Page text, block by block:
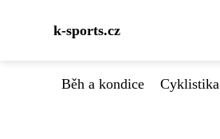
k-sports.cz
Běh a kondice Cyklistika